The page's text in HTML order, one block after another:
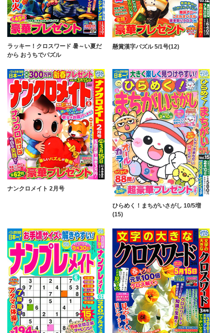
ラッキー！クロスワード 暑～い夏だ
から おうちでパズル
懸賞漢字パズル 5/1号(12)
ナンクロメイト 2月号
ひらめく！まちがいさがし 10/5増
(15)